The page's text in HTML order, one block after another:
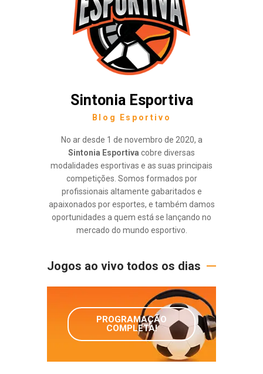
Sintonia Esportiva
Blog Esportivo
No ar desde 1 de novembro de 2020, a
Sintonia Esportiva cobre diversas
modalidades esportivas e as suas principais
competições. Somos formados por
profissionais altamente gabaritados e
apaixonados por esportes, e também damos
oportunidades a quem está se lançando no
mercado do mundo esportivo.
Jogos ao vivo todos os dias
PROGRAMAÇÃO
COMPLETA!